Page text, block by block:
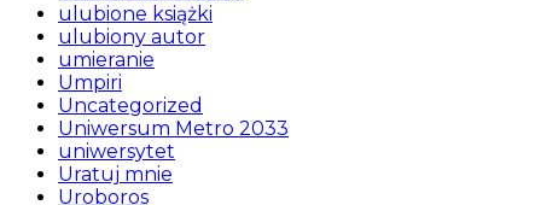
ulubione książki
ulubiony autor
umieranie
Umpiri
Uncategorized
Uniwersum Metro 2033
uniwersytet
Uratuj mnie
Uroboros